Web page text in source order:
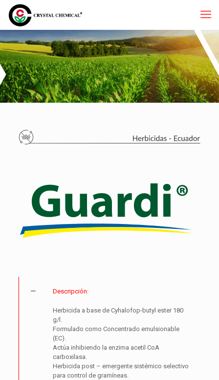
Descripción:
Herbicida a base de Cyhalofop-butyl ester 180
g/l.
Formulado como Concentrado emulsionable
(EC).
Actúa inhibiendo la enzima acetil CoA
carboxilasa.
Herbicida post – emergente sistémico selectivo
para control de gramíneas.